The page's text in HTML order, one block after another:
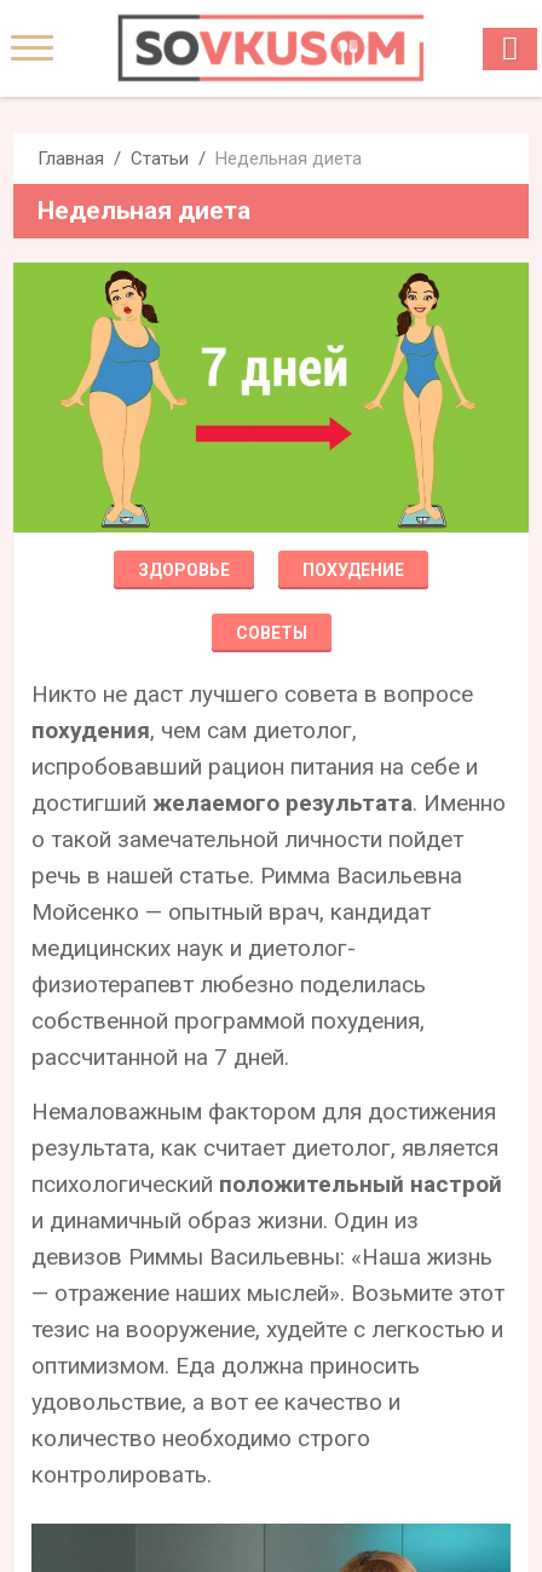
Главная Статьи Недельная диета
Недельная диета
ЗДОРОВЬЕ ПОХУДЕНИЕ
СОВЕТЫ
Никто не даст лучшего совета в вопросе
похудения, чем сам диетолог,
испробовавший рацион питания на себе и
достигшийжелаемого результата. Именно
о такой замечательной личности пойдет
речь в нашей статье. Римма Васильевна
Мойсенко — опытный врач, кандидат
медицинских наук и диетолог-
физиотерапевт любезно поделилась
собственной программой похудения,
рассчитанной на 7 дней.
Немаловажным фактором для достижения
результата, как считает диетолог, является
психологический положительный настрой
и динамичный образ жизни. Один из
девизов Риммы Васильевны: «Наша жизнь
— отражение наших мыслей». Возьмите этот
тезис на вооружение, худейте с легкостью и
оптимизмом. Еда должна приносить
удовольствие, а вот ее качество и
количество необходимо строго
контролировать.